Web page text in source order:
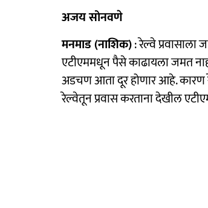
अजय सोनवणे
मनमाड (नाशिक): रेल्वे
एटीएममधून पैसे काढायला जमत
अडचण आता दूर होणार आहे. कारण
रेल्वेतून प्रवास करताना देखील